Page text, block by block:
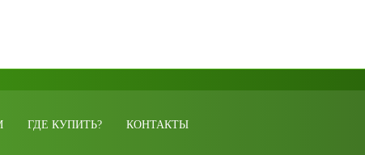
ГДЕ КУПИТЬ? КОНТАКТЫ